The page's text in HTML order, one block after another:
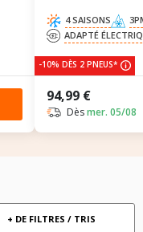
4 SAISONS
ADAPTÉ
94,99 €
Dèsmer. 05/08
-10% DÈS 2 PNEUS*
+ DE FILTRES / TRIS